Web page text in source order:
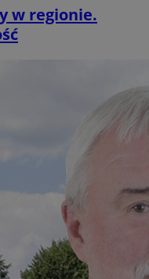
w regionie.